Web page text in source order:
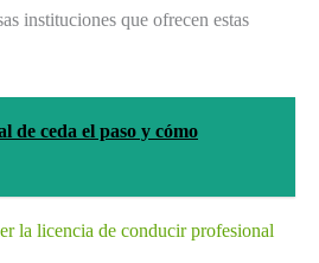
instituciones que ofrecen estas
de ceda el paso y cómo
la licencia de conducir profesional